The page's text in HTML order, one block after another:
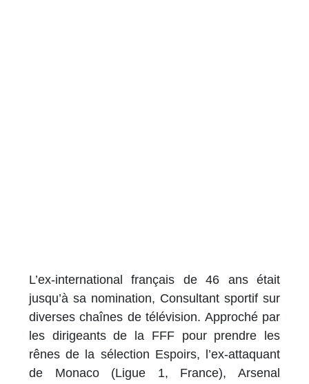
L’ex-international français de 46 ans était
jusqu’à sa nomination, Consultant sportif sur
diverses chaînes de télévision. Approché par
les dirigeants de la FFF pour prendre les
rênes de la sélection Espoirs, l’ex-attaquant
de Monaco (Ligue 1, France), Arsenal